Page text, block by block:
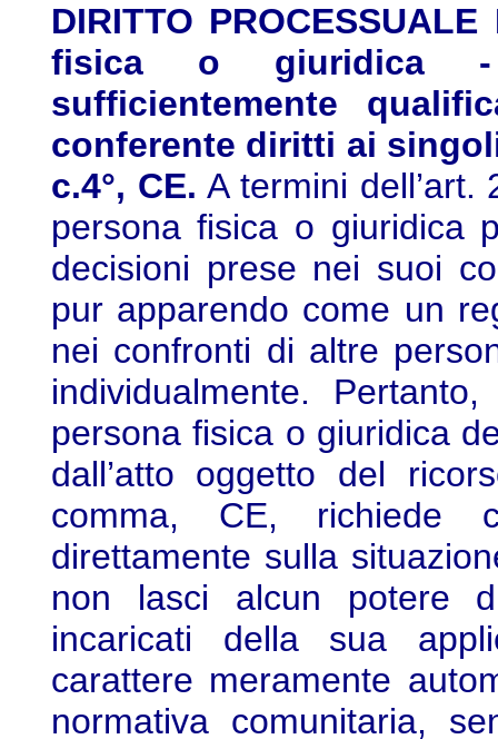
DIRITTO
fisica o giuridica -
sufficientemente
conferente diritti ai
c.4°, CE. A termini
persona fisica o giuridica
decisioni prese nei suoi
pur apparendo come un
nei confronti di altre
individualmente.
persona fisica o giuridica
dall’atto oggetto del
comma, CE, richiede
direttamente sulla
non lasci alcun potere
incaricati della sua
carattere meramente
normativa comunitaria,